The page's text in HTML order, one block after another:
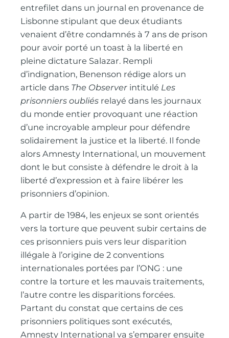
entrefilet dans un journal en provenance de
Lisbonne stipulant que deux étudiants
venaient d’être condamnés à 7 ans de prison
pour avoir porté un toast à la liberté en
pleine dictature Salazar. Rempli
d’indignation, Benenson rédige alors un
article dans The Observer intitulé Les
prisonniers oubliés relayé dans les journaux
du monde entier provoquant une réaction
d’une incroyable ampleur pour défendre
solidairement la justice et la liberté. Il fonde
alors Amnesty International, un mouvement
dont le but consiste à défendre le droit à la
liberté d’expression et à faire libérer les
prisonniers d’opinion.
A partir de 1984, les enjeux se sont orientés
vers la torture que peuvent subir certains de
ces prisonniers puis vers leur disparition
illégale à l’origine de 2 conventions
internationales portées par l’ONG : une
contre la torture et les mauvais traitements,
l’autre contre les disparitions forcées.
Partant du constat que certains de ces
prisonniers politiques sont exécutés,
Amnesty International va s’emparer ensuite